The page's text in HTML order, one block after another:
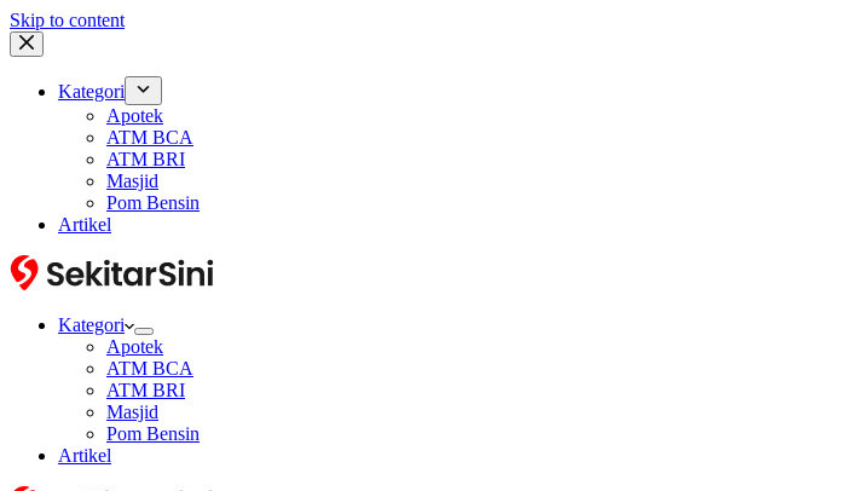
Skip to content
Kategori
Apotek
ATM BCA
ATM BRI
Masjid
Pom Bensin
Artikel
Kategori
Apotek
ATM BCA
ATM BRI
Masjid
Pom Bensin
Artikel